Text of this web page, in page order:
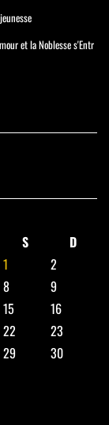
et la Noblesse s'Entr
S
D
1
2
8
9
15
16
22
23
29
30